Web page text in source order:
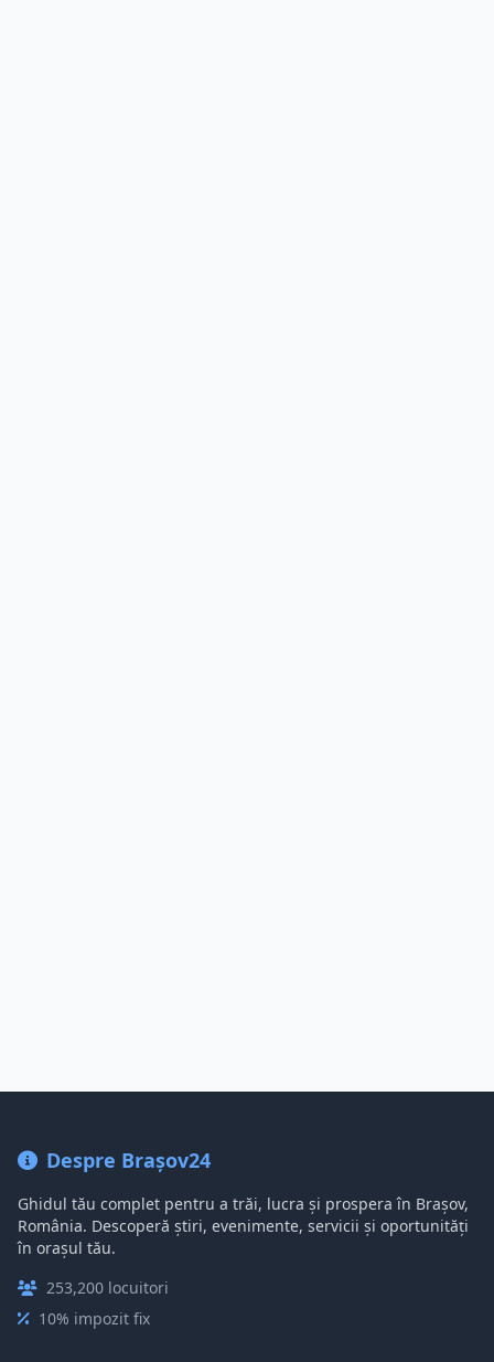
Despre Brașov24
Ghidul tău complet pentru a trăi, lucra și prospera în Brașov,
România. Descoperă știri, evenimente, servicii și oportunități
în orașul tău.
253,200 locuitori
10% impozit fix